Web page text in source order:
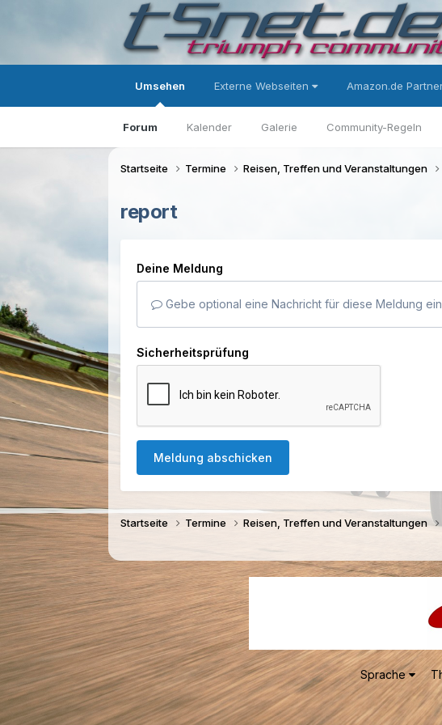
Umsehen
Forum Kalender Galerie Community-Regeln
Externe Webseiten Amazon.de
Startseite Termine Reisen, Treffen und Veranstaltungen
report
Deine Meldung
Gebe optional eine Nachricht für diese Meldung
Sicherheitsprüfung
Meldung abschicken
Startseite Termine Reisen, Treffen und Veranstaltungen
Sprache